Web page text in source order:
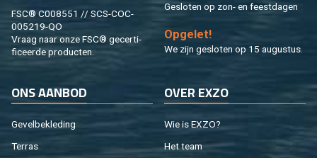
FSC® C008551 // SCS-COC-
005219-QO
Vraag naar onze FSC® ge­cer­ti­
fi­ceer­de pro­duc­ten.
Ge­slo­ten op zon- en feest­da­gen
Op­ge­let!
We zijn ge­slo­ten op 15 au­gus­tus.
ONS AAN­BOD
Ge­vel­be­kle­ding
Ter­ras
OVER EXZO
Wie is EXZO?
Het team